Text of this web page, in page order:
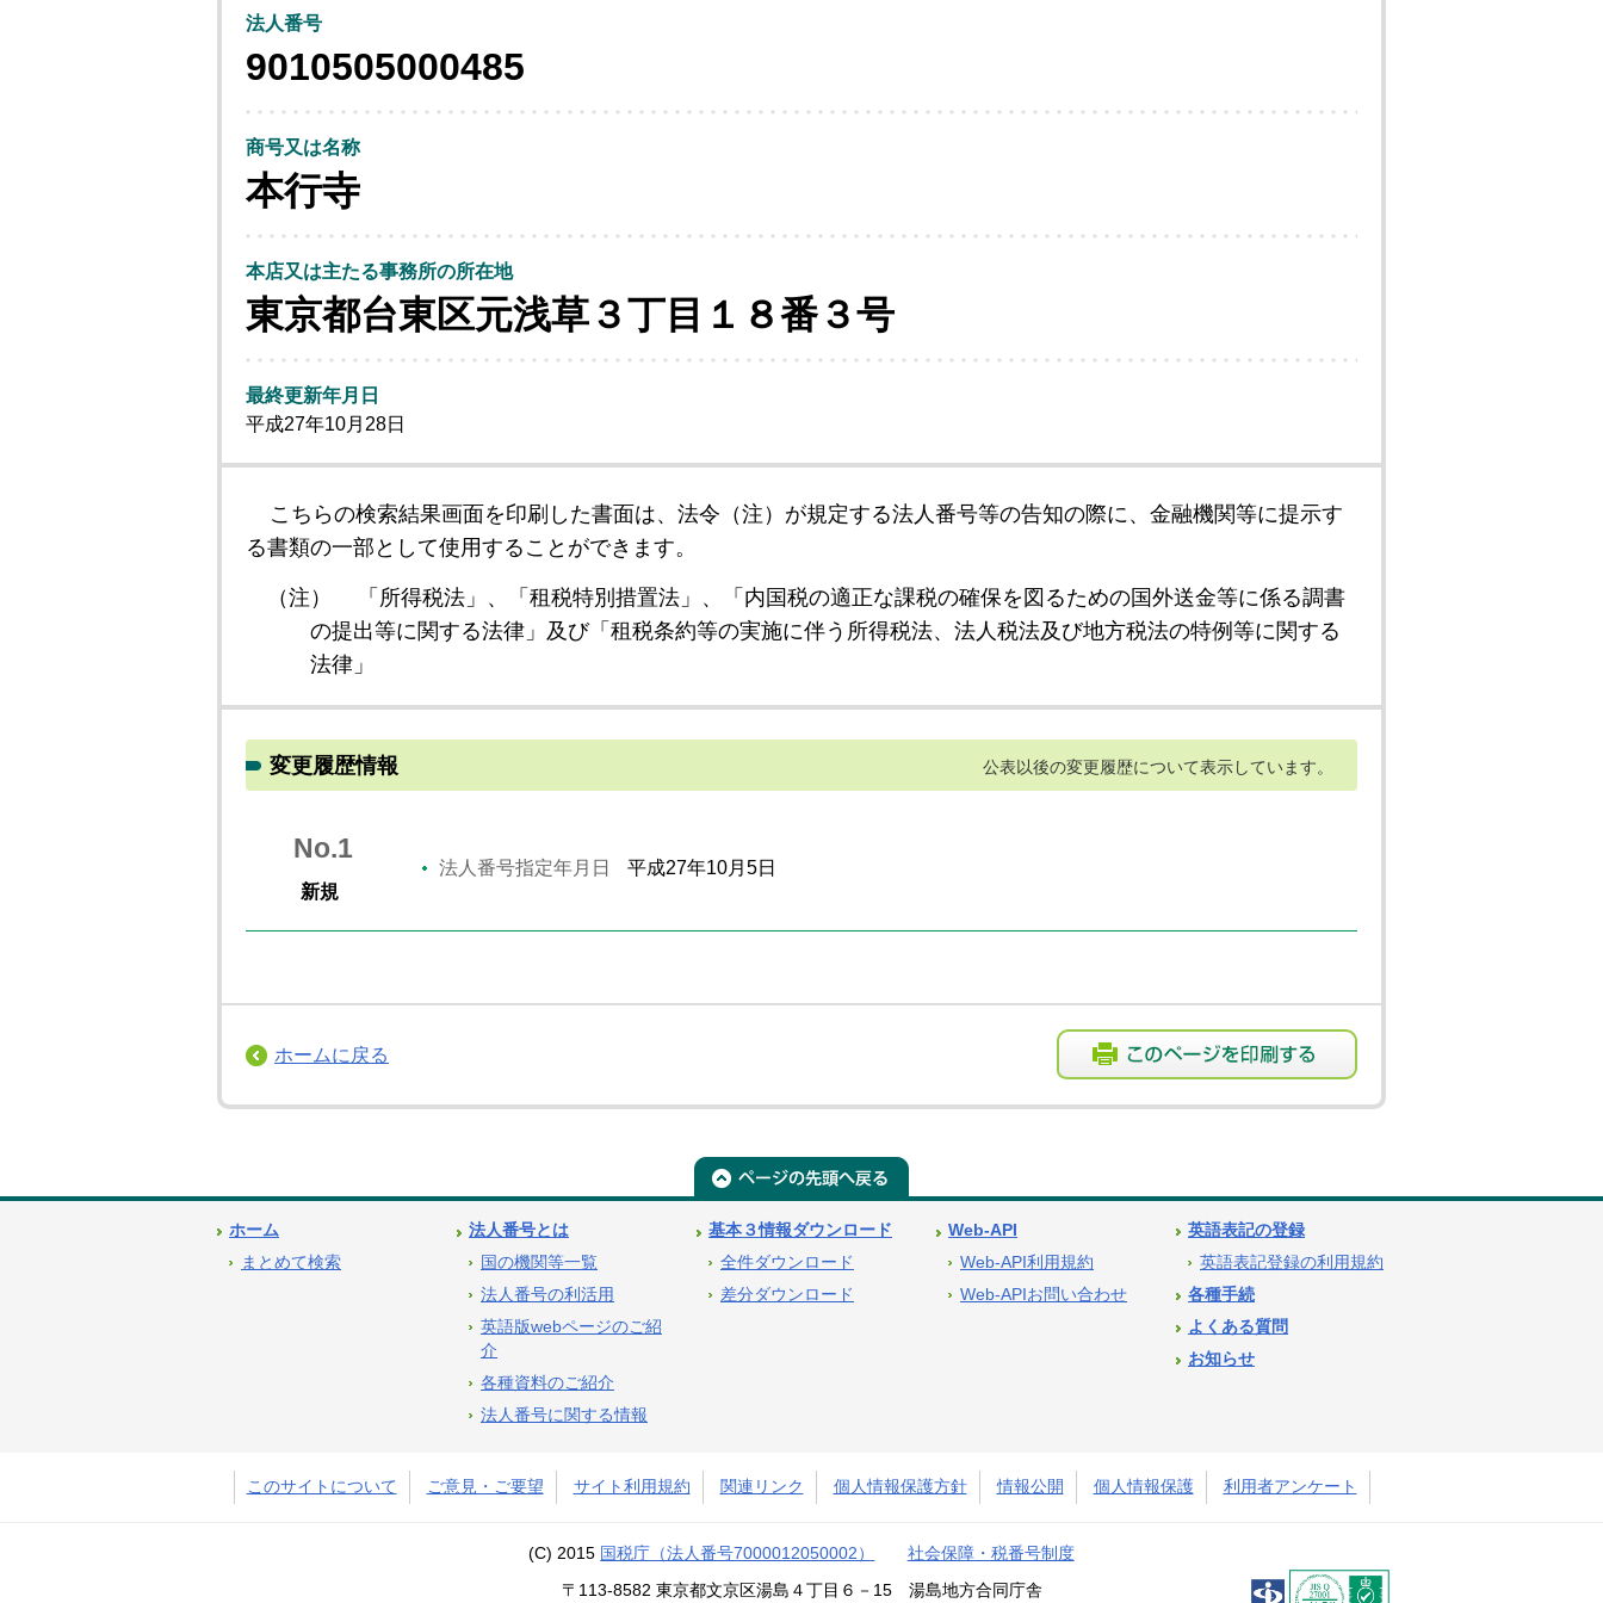
法人番号
9010505000485
商号又は名称
本行寺
本店又は主たる事務所の所在地
東京都台東区元浅草３丁目１８番３号
最終更新年月日
平成27年10月28日
こちらの検索結果画面を印刷した書面は、法令（注）が規定する法人番号等の告知の際に、金融機関等に提示す
る書類の一部として使用することができます。
（注）
「所得税法」、「租税特別措置法」、「内国税の適正な課税の確保を図るための国外送金等に係る調書
の提出等に関する法律」及び「租税条約等の実施に伴う所得税法、法人税法及び地方税法の特例等に関する
法律」
変更履歴情報 公表以後の変更履歴について表示しています。
No.1
新規
法人番号指定年月日 平成27年10月5日
ホームに戻る
ホーム
まとめて検索
法人番号とは
国の機関等一覧
法人番号の利活用
英語版webページのご紹
介
各種資料のご紹介
法人番号に関する情報
基本３情報ダウンロード
全件ダウンロード
差分ダウンロード
Web-API
Web-API利用規約
Web-APIお問い合わせ
英語表記の登録
英語表記登録の利用規約
各種手続
よくある質問
お知らせ
このサイトについて ご意見・ご要望 サイト利用規約 関連リンク 個人情報保護方針 情報公開 個人情報保護 利用者アンケート
(C) 2015 国税庁（法人番号7000012050002） 社会保障・税番号制度
〒113-8582 東京都文京区湯島４丁目６－15 湯島地方合同庁舎